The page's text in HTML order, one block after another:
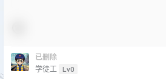
已删除
学徒工 Lv0